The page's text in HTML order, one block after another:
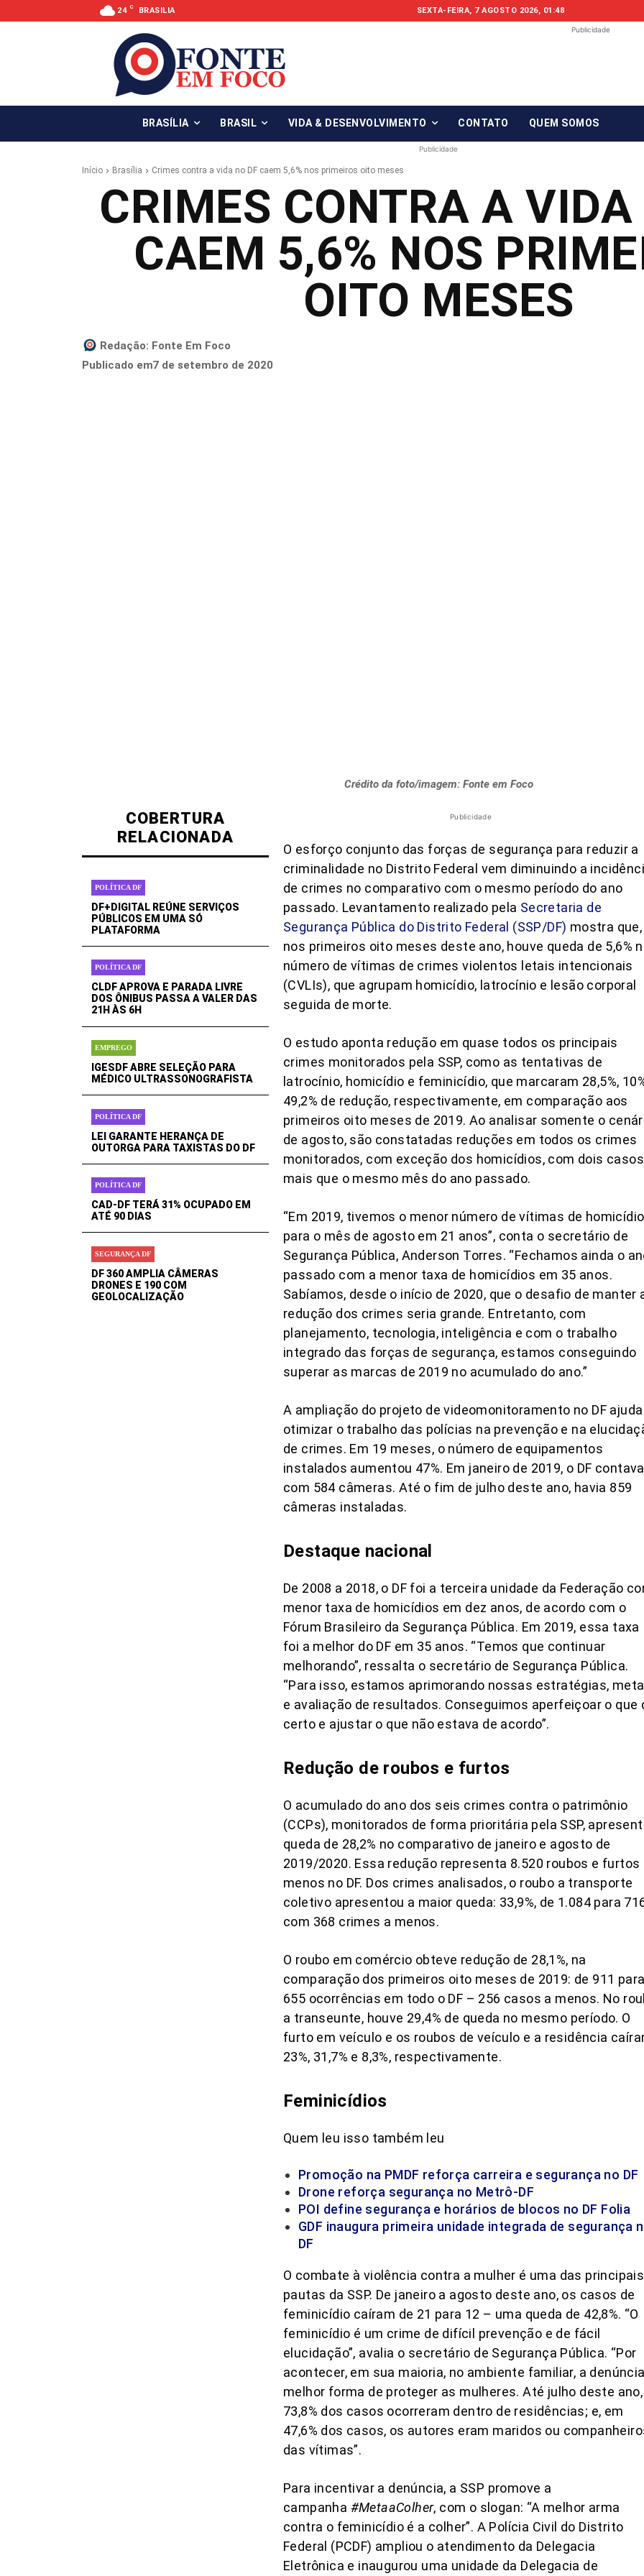
24 C BRASILIA SEXTA-FEIRA, 7 AGOSTO 2026, 01:48
Publicidade
BRASÍLIA BRASIL VIDA & DESENVOLVIMENTO CONTATO QUEM SOMOS
Publicidade
Início Brasília Crimes contra a vida no DF caem 5,6% nos primeiros oito meses
CRIMES CONTRA A VIDA
CAEM 5,6% NOS
OITO MESES
Redação: Fonte Em Foco
Publicado em7 de setembro de 2020
Crédito da foto/imagem: Fonte em Foco
COBERTURA
RELACIONADA
POLÍTICA DF
DF+DIGITAL REÚNE SERVIÇOS
PÚBLICOS EM UMA SÓ
PLATAFORMA
POLÍTICA DF
CLDF APROVA E PARADA LIVRE
DOS ÔNIBUS PASSA A VALER DAS
21H ÀS 6H
EMPREGO
IGESDF ABRE SELEÇÃO PARA
MÉDICO ULTRASSONOGRAFISTA
POLÍTICA DF
LEI GARANTE HERANÇA DE
OUTORGA PARA TAXISTAS DO DF
POLÍTICA DF
CAD-DF TERÁ 31% OCUPADO EM
ATÉ 90 DIAS
SEGURANÇA DF
DF 360 AMPLIA CÂMERAS
DRONES E 190 COM
GEOLOCALIZAÇÃO
Publicidade
O esforço conjunto das forças de segurança para reduzir a
criminalidade no Distrito Federal vem diminuindo a
de crimes no comparativo com o mesmo período do ano
passado. Levantamento realizado pela Secretaria de
Segurança Pública do Distrito Federal (SSP/DF) mostra que,
nos primeiros oito meses deste ano, houve queda de 5,6%
número de vítimas de crimes violentos letais intencionais
(CVLIs), que agrupam homicídio, latrocínio e lesão corporal
seguida de morte.
O estudo aponta redução em quase todos os principais
crimes monitorados pela SSP, como as tentativas de
latrocínio, homicídio e feminicídio, que marcaram 28,5%,
49,2% de redução, respectivamente, em comparação aos
primeiros oito meses de 2019. Ao analisar somente o
de agosto, são constatadas reduções em todos os crimes
monitorados, com exceção dos homicídios, com dois
mais que o mesmo mês do ano passado.
“Em 2019, tivemos o menor número de vítimas de
para o mês de agosto em 21 anos”, conta o secretário de
Segurança Pública, Anderson Torres. “Fechamos ainda o
passado com a menor taxa de homicídios em 35 anos.
Sabíamos, desde o início de 2020, que o desafio de manter
redução dos crimes seria grande. Entretanto, com
planejamento, tecnologia, inteligência e com o trabalho
integrado das forças de segurança, estamos conseguindo
superar as marcas de 2019 no acumulado do ano.”
A ampliação do projeto de videomonitoramento no DF
otimizar o trabalho das polícias na prevenção e na
de crimes. Em 19 meses, o número de equipamentos
instalados aumentou 47%. Em janeiro de 2019, o DF contava
com 584 câmeras. Até o fim de julho deste ano, havia 859
câmeras instaladas.
Destaque nacional
De 2008 a 2018, o DF foi a terceira unidade da Federação
menor taxa de homicídios em dez anos, de acordo com o
Fórum Brasileiro da Segurança Pública. Em 2019, essa taxa
foi a melhor do DF em 35 anos. “Temos que continuar
melhorando”, ressalta o secretário de Segurança Pública.
“Para isso, estamos aprimorando nossas estratégias,
e avaliação de resultados. Conseguimos aperfeiçoar o que
certo e ajustar o que não estava de acordo”.
Redução de roubos e furtos
O acumulado do ano dos seis crimes contra o patrimônio
(CCPs), monitorados de forma prioritária pela SSP,
queda de 28,2% no comparativo de janeiro e agosto de
2019/2020. Essa redução representa 8.520 roubos e furtos
menos no DF. Dos crimes analisados, o roubo a transporte
coletivo apresentou a maior queda: 33,9%, de 1.084 para
com 368 crimes a menos.
O roubo em comércio obteve redução de 28,1%, na
comparação dos primeiros oito meses de 2019: de 911 para
655 ocorrências em todo o DF – 256 casos a menos. No
a transeunte, houve 29,4% de queda no mesmo período. O
furto em veículo e os roubos de veículo e a residência
23%, 31,7% e 8,3%, respectivamente.
Feminicídios
Quem leu isso também leu
Promoção na PMDF reforça carreira e segurança no DF
Drone reforça segurança no Metrô-DF
POI define segurança e horários de blocos no DF Folia
GDF inaugura primeira unidade integrada de segurança
DF
O combate à violência contra a mulher é uma das principais
pautas da SSP. De janeiro a agosto deste ano, os casos de
feminicídio caíram de 21 para 12 – uma queda de 42,8%. “O
feminicídio é um crime de difícil prevenção e de fácil
elucidação”, avalia o secretário de Segurança Pública. “Por
acontecer, em sua maioria, no ambiente familiar, a
melhor forma de proteger as mulheres. Até julho deste ano,
73,8% dos casos ocorreram dentro de residências; e, em
47,6% dos casos, os autores eram maridos ou
das vítimas”.
Para incentivar a denúncia, a SSP promove a
campanha #MetaaColher, com o slogan: “A melhor arma
contra o feminicídio é a colher”. A Polícia Civil do Distrito
Federal (PCDF) ampliou o atendimento da Delegacia
Eletrônica e inaugurou uma unidade da Delegacia de